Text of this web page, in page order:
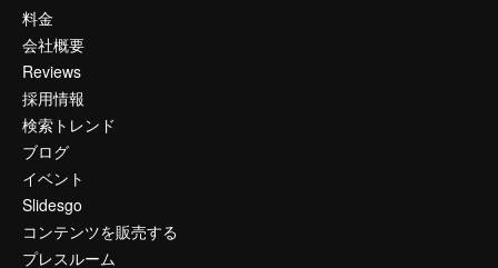
料金
会社概要
Reviews
採用情報
検索トレンド
ブログ
イベント
Slidesgo
コンテンツを販売する
プレスルーム